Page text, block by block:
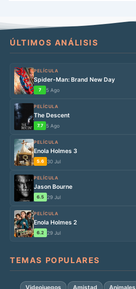
ÚLTIMOS ANÁLISIS
PELÍCULA
Spider-Man: Brand New Day
7 5 Ago
PELÍCULA
The Descent
7.7 5 Ago
PELÍCULA
Enola Holmes 3
5.6 30 Jul
PELÍCULA
Jason Bourne
6.5 29 Jul
PELÍCULA
Enola Holmes 2
6.2 29 Jul
TEMAS POPULARES
Videojuegos Amistad Animales